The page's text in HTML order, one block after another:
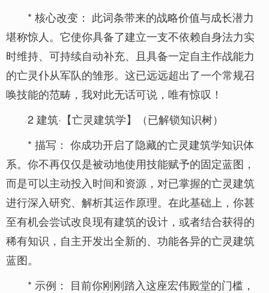
* 核心改变： 此词条带来的战略价值与成长潜力
堪称惊人。它使你具备了建立一支不依赖自身法力实
时维持、可持续自动补充、且具备一定自主作战能力
的亡灵仆从军队的雏形。这已远远超出了一个常规召
唤技能的范畴，我对此无话可说，唯有惊叹！
2 建筑·【亡灵建筑学】（已解锁知识树）
* 描写： 你成功开启了隐藏的亡灵建筑学知识体
系。你不再仅仅是被动地使用技能赋予的固定蓝图，
而是可以主动投入时间和资源，对已掌握的亡灵建筑
进行深入研究、解析其运作原理。在此基础上，你甚
至有机会尝试改良现有建筑的设计，或者结合获得的
稀有知识，自主开发出全新的、功能各异的亡灵建筑
蓝图。
* 示例： 目前你刚刚踏入这座宏伟殿堂的门槛，